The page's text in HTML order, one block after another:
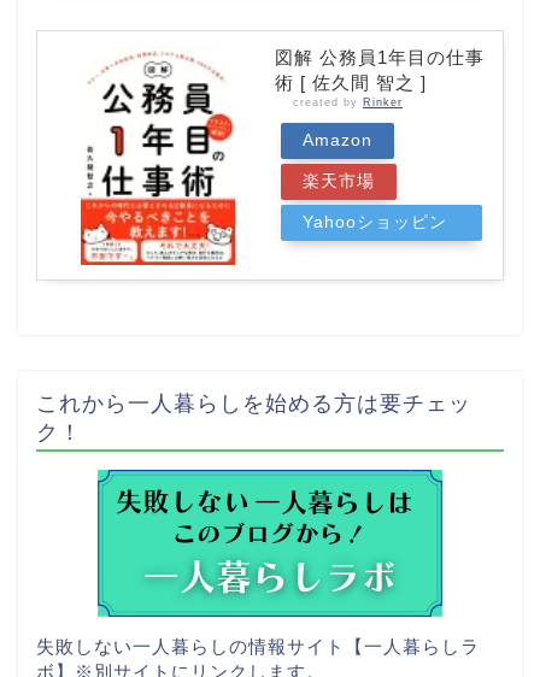
図解 公務員1年目の仕事
術 [ 佐久間 智之 ]
created by Rinker
Amazon
楽天市場
Yahooショッピン
これから一人暮らしを始める方は要チェッ
ク！
失敗しない一人暮らしの情報サイト【一人暮らしラ
ボ】
※別サイトにリンクします。